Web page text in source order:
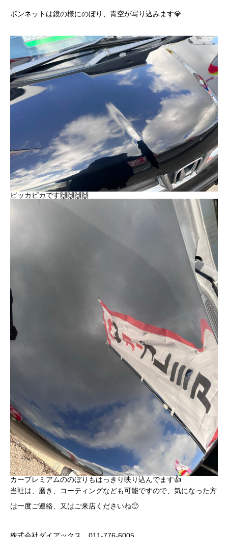
ボンネットは鏡の様にのぼり、青空が写り込みます💎
ピッカピカです🙌🙌🙌🙌
カープレミアムののぼりもはっきり映り込んでます👍
当社は、磨き、コーティングなども可能ですので、気になった方
は一度ご連絡、又はご来店くださいね🙂